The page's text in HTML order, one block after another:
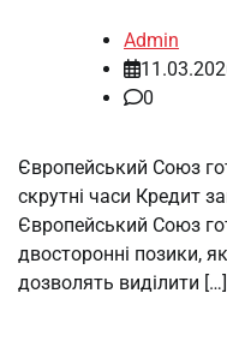
Admin
0
Європейський Союз
скрутні часи Кредит
Європейський Союз
двосторонні позики,
дозволять виділити […]